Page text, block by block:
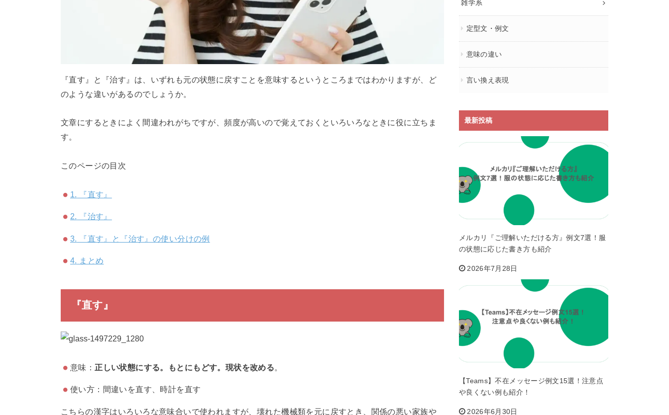
『直す』と『治す』は、いずれも元の状態に戻すことを意味するというところまではわかりますが、ど
のような違いがあるのでしょうか。
文章にするときによく間違われがちですが、頻度が高いので覚えておくといろいろなときに役に立ちま
す。
このページの目次
1. 『直す』
2. 『治す』
3. 『直す』と『治す』の使い分けの例
4. まとめ
『直す』
意味： 正しい状態にする。もとにもどす。現状を改める。
使い方：間違いを直す、時計を直す
こちらの漢字はいろいろな意味合いで使われますが、壊れた機械類を元に戻すとき、関係の悪い家族や
雑学系
定型文・例文
意味の違い
言い換え表現
最新投稿
メルカリ『ご理解いただける方』例文7選！服
の状態に応じた書き方も紹介
2026年7月28日
【Teams】不在メッセージ例文15選！注意点
や良くない例も紹介！
2026年6月30日